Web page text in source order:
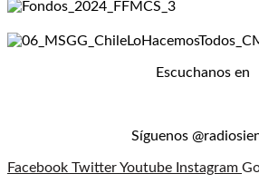
Escuchanos en
Síguenos
Facebook TwitterYoutube Instagram